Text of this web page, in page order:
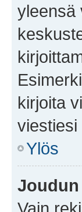
yleensä
kirjoita
viestiesi
Ylös
Vain